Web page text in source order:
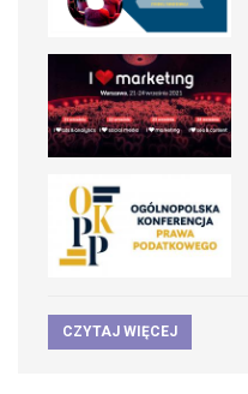
CZYTAJ WIĘCEJ